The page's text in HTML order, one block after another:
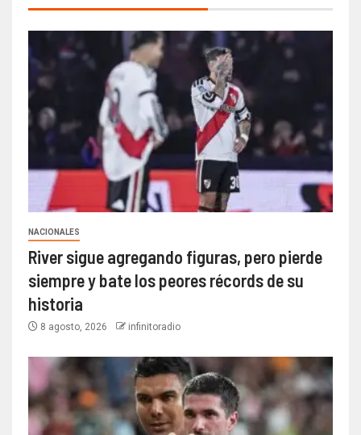
NACIONALES
River sigue agregando figuras, pero pierde
siempre y bate los peores récords de su
historia
8 agosto, 2026 infinitoradio